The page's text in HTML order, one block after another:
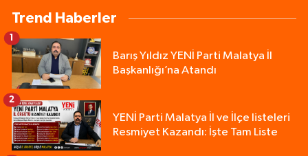
Trend Haberler
Barış Yıldız YENİ Parti Malatya İl
Başkanlığı’na Atandı
1
YENİ Parti Malatya İl ve İlçe listeleri
Resmiyet Kazandı: İşte Tam Liste
2